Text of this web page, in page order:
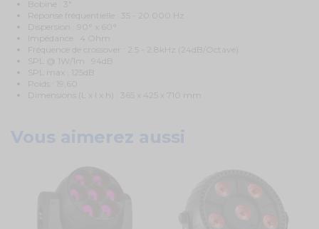
Bobine : 3"
Réponse fréquentielle : 35 - 20.000 Hz
Dispersion : 90° x 60°
Impédance : 4 Ohm
Fréquence de crossover : 2.5 - 2.8kHz (24dB/Octave)
SPL @ 1W/1m : 94dB
SPL max : 125dB
Poids : 19,60
Dimensions (L x l x h) : 365 x 425 x 710 mm
Vous aimerez aussi